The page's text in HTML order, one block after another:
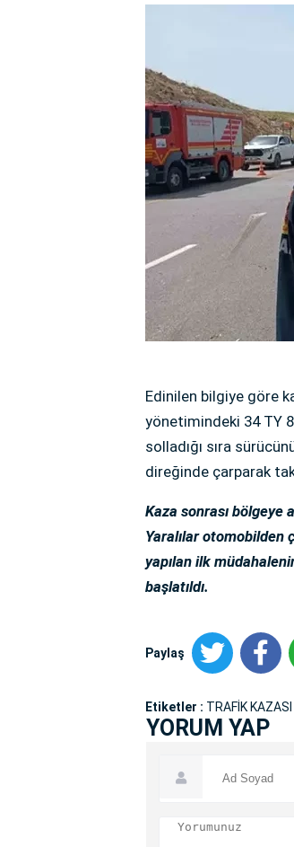
Edinilen bilgiye göre
yönetimindeki 34 TY
solladığı sıra
direğinde çarparak
Kaza sonrası
Yaralılar otomobilden
yapılan ilk
başlatıldı.
Paylaş
Etiketler : TRAFİK KAZASI
YORUM YAP